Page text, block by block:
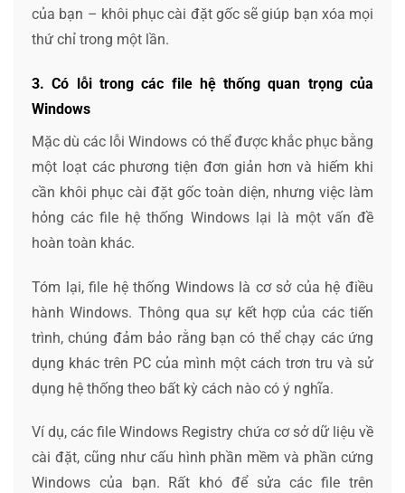
của bạn – khôi phục cài đặt gốc sẽ giúp bạn xóa mọi
thứ chỉ trong một lần.
3. Có lỗi trong các file hệ thống quan trọng của
Windows
Mặc dù các lỗi Windows có thể được khắc phục bằng
một loạt các phương tiện đơn giản hơn và hiếm khi
cần khôi phục cài đặt gốc toàn diện, nhưng việc làm
hỏng các file hệ thống Windows lại là một vấn đề
hoàn toàn khác.
Tóm lại, file hệ thống Windows là cơ sở của hệ điều
hành Windows. Thông qua sự kết hợp của các tiến
trình, chúng đảm bảo rằng bạn có thể chạy các ứng
dụng khác trên PC của mình một cách trơn tru và sử
dụng hệ thống theo bất kỳ cách nào có ý nghĩa.
Ví dụ, các file Windows Registry chứa cơ sở dữ liệu về
cài đặt, cũng như cấu hình phần mềm và phần cứng
Windows của bạn. Rất khó để sửa các file trên